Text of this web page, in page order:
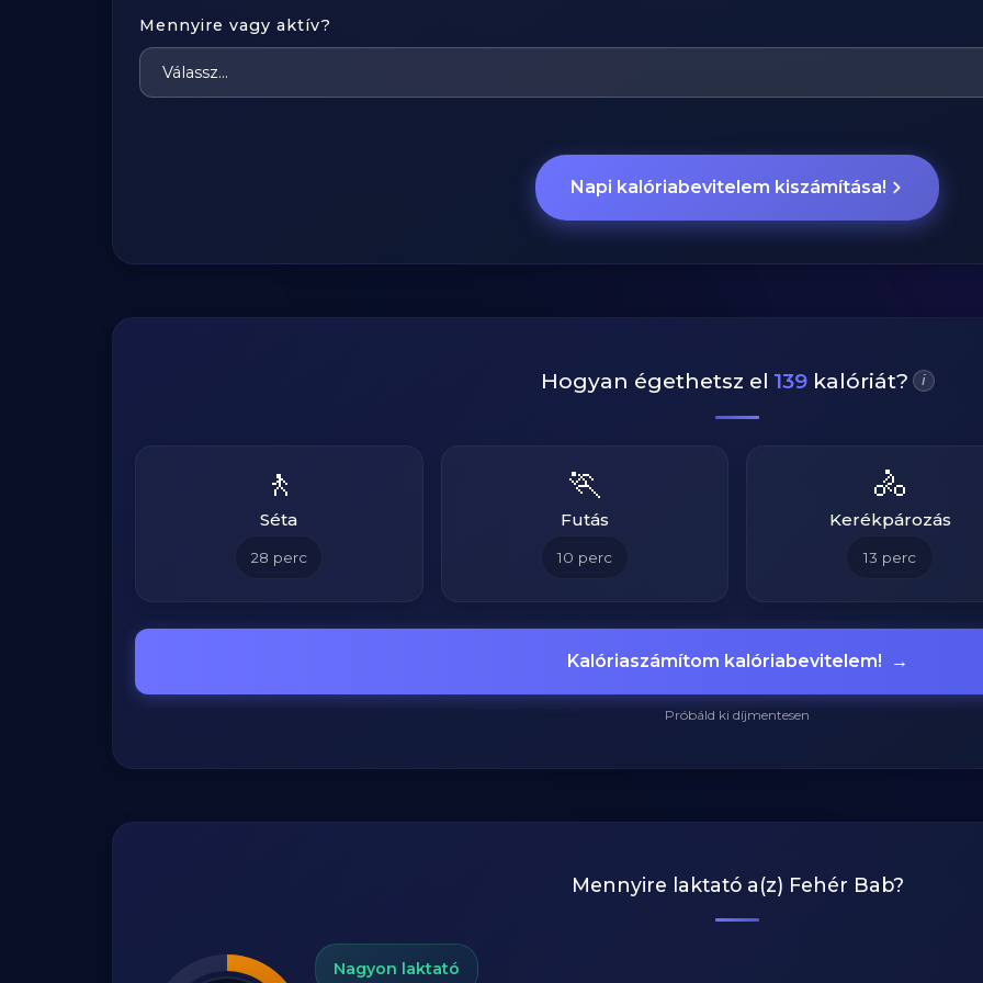
Mennyire vagy aktív?
Napi kalóriabevitelem kiszámítása!
Hogyan égethetsz el 139 kalóriát? i
🚶
Séta
28 perc
🏃
Futás
10 perc
🚴
Kerékpározás
13 perc
Kalóriaszámítom kalóriabevitelem! →
Próbáld ki díjmentesen
Mennyire laktató a(z) Fehér Bab?
Nagyon laktató